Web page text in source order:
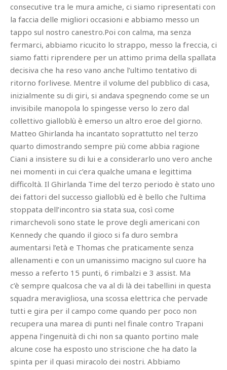
consecutive tra le mura amiche, ci siamo ripresentati con
la faccia delle migliori occasioni e abbiamo messo un
tappo sul nostro canestro.Poi con calma, ma senza
fermarci, abbiamo ricucito lo strappo, messo la freccia, ci
siamo fatti riprendere per un attimo prima della spallata
decisiva che ha reso vano anche l’ultimo tentativo di
ritorno forlivese. Mentre il volume del pubblico di casa,
inizialmente su di giri, si andava spegnendo come se un
invisibile manopola lo spingesse verso lo zero dal
collettivo gialloblù è emerso un altro eroe del giorno.
Matteo Ghirlanda ha incantato soprattutto nel terzo
quarto dimostrando sempre più come abbia ragione
Ciani a insistere su di lui e a considerarlo uno vero anche
nei momenti in cui c’era qualche umana e legittima
difficoltà. Il Ghirlanda Time del terzo periodo è stato uno
dei fattori del successo gialloblù ed è bello che l’ultima
stoppata dell’incontro sia stata sua, così come
rimarchevoli sono state le prove degli americani con
Kennedy che quando il gioco si fa duro sembra
aumentarsi l’età e Thomas che praticamente senza
allenamenti e con un umanissimo macigno sul cuore ha
messo a referto 15 punti, 6 rimbalzi e 3 assist. Ma
c’è sempre qualcosa che va al di là dei tabellini in questa
squadra meravigliosa, una scossa elettrica che pervade
tutti e gira per il campo come quando per poco non
recupera una marea di punti nel finale contro Trapani
appena l’ingenuità di chi non sa quanto portino male
alcune cose ha esposto uno striscione che ha dato la
spinta per il quasi miracolo dei nostri. Abbiamo